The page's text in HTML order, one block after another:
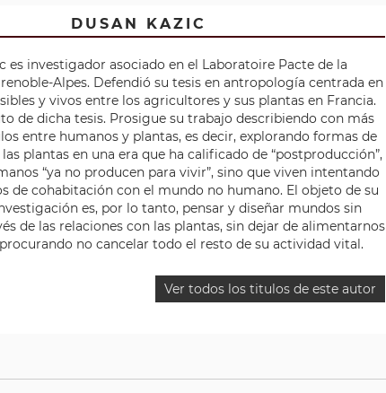
DUSAN KAZIC
es investigador asociado en el Laboratoire Pacte de la
Alpes. Defendió su tesis en antropología centrada en
y vivos entre los agricultores y sus plantas en Francia.
de dicha tesis. Prosigue su trabajo describiendo con más
entre humanos y plantas, es decir, explorando formas de
plantas en una era que ha calificado de “postproducción”,
“ya no producen para vivir”, sino que viven intentando
de cohabitación con el mundo no humano. El objeto de su
es, por lo tanto, pensar y diseñar mundos sin
de las relaciones con las plantas, sin dejar de alimentarnos
no cancelar todo el resto de su actividad vital.
Ver todos los titulos de este autor